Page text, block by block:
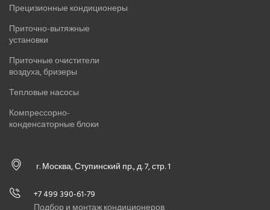
Прецизионные кондиционеры
Приточно-вытяжные
установки
Приточные очистители
воздуха, бризеры
Тепловые насосы
Компрессорно-
конденсаторные блоки
г. Москва, Ступинский пр., д. 7, стр. 1
+7 499 390-61-79
Подбор и монтаж кондиционеров